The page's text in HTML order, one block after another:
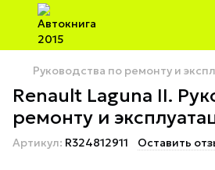
Руководства по ремонту и
Renault Laguna II.
ремонту и
Артикул: R324812911 Оставить